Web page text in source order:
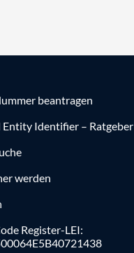
beantragen
Entity Identifier – Ratgeber
werden
Register-LEI: